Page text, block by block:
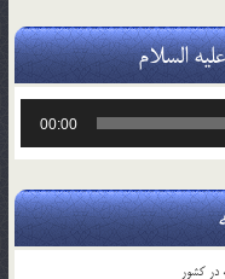
السلام
00:00
در کشور